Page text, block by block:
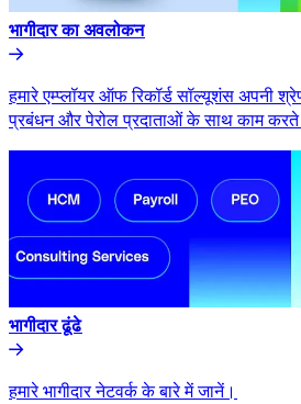
भागीदार का अवलोकन​​
हमारे एम्प्लॉयर ऑफ रिकॉर्ड सॉल्यूशंस अपनी
प्रबंधन और पेरोल प्रदाताओं के साथ काम करते
भागीदार ढूंढे​​
हमारे भागीदार नेटवर्क के बारे में जानें।​​